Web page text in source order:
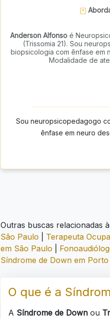
Anderson Alfonso é
(Trissomia 21). Sou
biopsicologia com ênfase em
Modalidade de
Sou neuropsicopedagogo
ênfase em neuro
Outras buscas relacionadas
São Paulo
Terapeuta
em São Paulo
Síndrome de Down em
O que é a
A Síndrome de Down ou